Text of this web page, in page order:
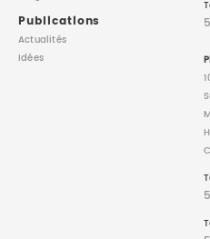
Publications
Actualités
Idées